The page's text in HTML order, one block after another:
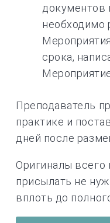
документов
необходимо
срока,
Преподаватель
практике и
дней после
Оригиналы
присылать не
вплоть до